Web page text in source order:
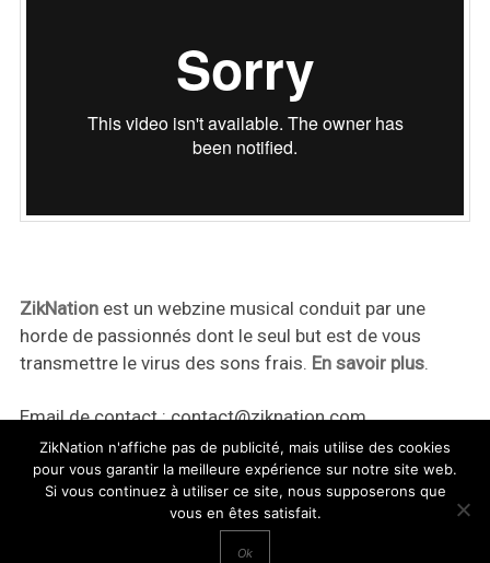
ZikNationest un webzine musical conduit par une
horde de passionnés dont le seul but est de vous
transmettre le virus des sons frais. En savoir plus.
Email de contact :contact@ziknation.com
ZikNation n'affiche pas de publicité, mais utilise des cookies
pour vous garantir la meilleure expérience sur notre site web.
Si vous continuez à utiliser ce site, nous supposerons que
vous en êtes satisfait.
Ok